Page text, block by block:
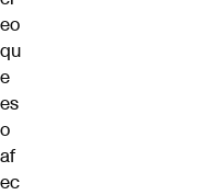
eo
qu
e
es
o
af
ec